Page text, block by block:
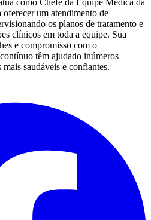
como Chefe da Equipe Médica da
um atendimento de
os planos de tratamento e
clínicos em toda a equipe. Sua
e compromisso com o
têm ajudado inúmeros
saudáveis e confiantes.